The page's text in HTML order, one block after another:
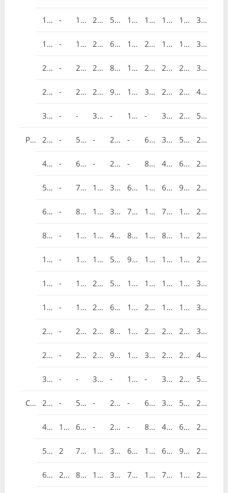
125 - 135 210 55 105 180 140 140 320
150 - 160 229 65 114.5 216 164 177 340
200 - 200 243 80 121.5 268 205 200 390
250 - 240 297 90 148.5 326 259 252 420
300 - - 338 - 169 - 300 270 510
PN2.5MPa 25 - 50 - 25 - 64 38 57 200
40 - 60 - 25 - 82 49 63 205
50 - 75 124 32 62 100 60 92 225
65 - 85 145 38 72.5 120 75 100 235
80 - 100 165 45 82.5 131 89 108 260
100 - 115 194 50 97 158 113 117 270
125 - 135 210 55 105 180 140 140 320
150 - 160 229 65 114.5 216 164 177 340
200 - 200 243 80 121.5 268 205 200 390
250 - 240 297 92 148.5 326 259 252 420
300 - - 338 - 169 - 300 270 510
ClASS150 25 - 50 - 25 - 64 38 57 200
40 11/2 65 - 25 - 82 49 63 205
50 2 75 124 32 62 100 60 92 225
65 21/2 85 145 38 72.5 120 75 100 235